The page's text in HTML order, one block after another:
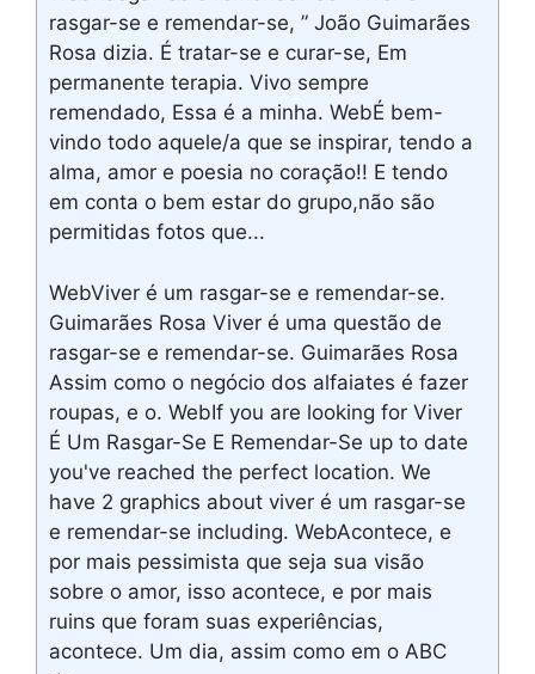
rasgar-se e remendar-se, ” João Guimarães
Rosa dizia. É tratar-se e curar-se, Em
permanente terapia. Vivo sempre
remendado, Essa é a minha. WebÉ bem-
vindo todo aquele/a que se inspirar, tendo a
alma, amor e poesia no coração!! E tendo
em conta o bem estar do grupo,não são
permitidas fotos que...
WebViver é um rasgar-se e remendar-se.
Guimarães Rosa Viver é uma questão de
rasgar-se e remendar-se. Guimarães Rosa
Assim como o negócio dos alfaiates é fazer
roupas, e o. WebIf you are looking for Viver
É Um Rasgar-Se E Remendar-Se up to date
you've reached the perfect location. We
have 2 graphics about viver é um rasgar-se
e remendar-se including. WebAcontece, e
por mais pessimista que seja sua visão
sobre o amor, isso acontece, e por mais
ruins que foram suas experiências,
acontece. Um dia, assim como em o ABC